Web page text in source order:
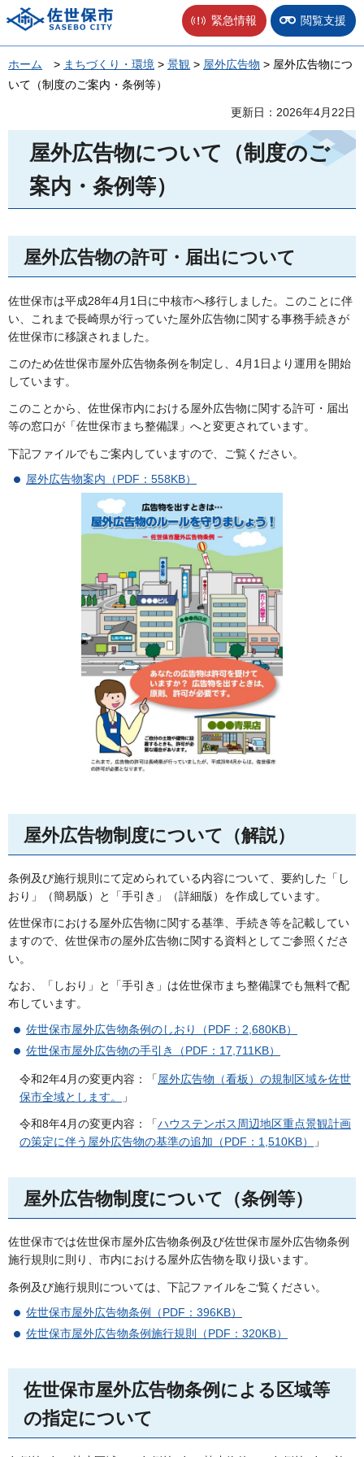
佐世保市 緊急情報 閲覧支援
ホーム > まちづくり・環境 > 景観 > 屋外広告物 > 屋外広告物につ
いて（制度のご案内・条例等）
更新日：2026年4月22日
屋外広告物について（制度のご
案内・条例等）
屋外広告物の許可・届出について
佐世保市は平成28年4月1日に中核市へ移行しました。このことに伴
い、これまで長崎県が行っていた屋外広告物に関する事務手続きが
佐世保市に移譲されました。
このため佐世保市屋外広告物条例を制定し、4月1日より運用を開始
しています。
このことから、佐世保市内における屋外広告物に関する許可・届出
等の窓口が「佐世保市まち整備課」へと変更されています。
下記ファイルでもご案内していますので、ご覧ください。
屋外広告物案内（PDF：558KB）
屋外広告物制度について（解説）
条例及び施行規則にて定められている内容について、要約した「し
おり」（簡易版）と「手引き」（詳細版）を作成しています。
佐世保市における屋外広告物に関する基準、手続き等を記載してい
ますので、佐世保市の屋外広告物に関する資料としてご参照くださ
い。
なお、「しおり」と「手引き」は佐世保市まち整備課でも無料で配
布しています。
佐世保市屋外広告物条例のしおり（PDF：2,680KB）
佐世保市屋外広告物の手引き（PDF：17,711KB）
令和2年4月の変更内容：「屋外広告物（看板）の規制区域を佐世
保市全域とします。
」
令和8年4月の変更内容：「ハウステンボス周辺地区重点景観計画
の策定に伴う屋外広告物の基準の追加（PDF：1,510KB）
」
屋外広告物制度について（条例等）
佐世保市では佐世保市屋外広告物条例及び佐世保市屋外広告物条例
施行規則に則り、市内における屋外広告物を取り扱います。
条例及び施行規則については、下記ファイルをご覧ください。
佐世保市屋外広告物条例（PDF：396KB）
佐世保市屋外広告物条例施行規則（PDF：320KB）
佐世保市屋外広告物条例による区域等
の指定について